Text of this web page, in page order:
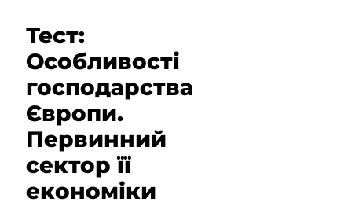
Тест:
Особливості
господарства
Європи.
Первинний
сектор її
економіки